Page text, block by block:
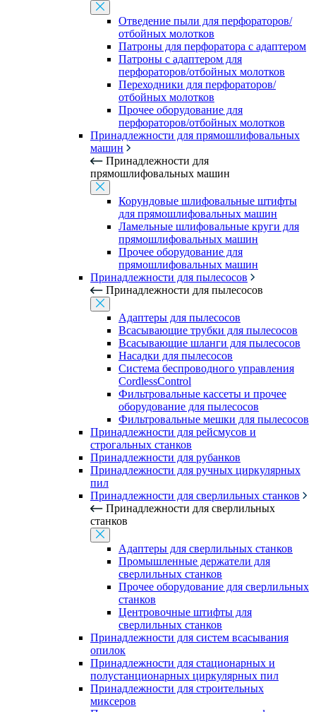
Отведение пыли для перфораторов/
отбойных молотков
Патроны для перфоратора с адаптером
Патроны с адаптером для
перфораторов/отбойных молотков
Переходники для перфораторов/
отбойных молотков
Прочее оборудование для
перфораторов/отбойных молотков
Принадлежности для прямошлифовальных
машин
Принадлежности для
прямошлифовальных машин
Корундовые шлифовальные штифты
для прямошлифовальных машин
Ламельные шлифовальные круги для
прямошлифовальных машин
Прочее оборудование для
прямошлифовальных машин
Принадлежности для пылесосов
Принадлежности для пылесосов
Адаптеры для пылесосов
Всасывающие трубки для пылесосов
Всасывающие шланги для пылесосов
Насадки для пылесосов
Система беспроводного управления
CordlessControl
Фильтровальные кассеты и прочее
оборудование для пылесосов
Фильтровальные мешки для пылесосов
Принадлежности для рейсмусов и
строгальных станков
Принадлежности для рубанков
Принадлежности для ручных циркулярных
пил
Принадлежности для сверлильных станков
Принадлежности для сверлильных
станков
Адаптеры для сверлильных станков
Промышленные держатели для
сверлильных станков
Прочее оборудование для сверлильных
станков
Центровочные штифты для
сверлильных станков
Принадлежности для систем всасывания
опилок
Принадлежности для стационарных и
полустанционарных циркулярных пил
Принадлежности для строительных
миксеров